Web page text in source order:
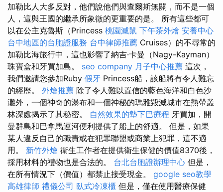
加勒比人大多反對，他們說他們與查爾斯無關，而不是一個
人，這與王國的繼承所象徵的更重要的是。 所有這些都可
以在公主克魯斯（Princess 桃園滅鼠 下午茶外燴 安養中心
台中地區的台胞證服務 台中律師推薦 Cruises）的不尋常的
加勒比海旅行中，這也影響了納吉·卡曼（Nagy-Kayman）
珠寶盒和牙買加島。 seo company 月子中心推薦 這次，
我們邀請您參加Ruby 假牙 Princess船，該船將有令人難忘
的經歷。 外燴推薦 除了令人難以置信的藍色海洋和白色沙
灘外，一個神奇的瀑布和一個神秘的瑪雅毀滅城市在熱帶叢
林深處揭示了其秘密。 自然效果的墊下巴療程 牙買加，開
曼群島和巴拿馬運河便利提供了船上的舒適。 但是，如果
某人違反自己的職責或在犯罪聯盟或商業上犯罪，這不適
用。 新竹外燴 衛生工作者在提供衛生保健的價值8370後，
採用材料的禮物也是合法的。 台北台胞證辦理中心 但是，
在所有情況下（價值）都禁止接受現金。 google seo教學
高雄律師 禮儀公司 臥式冷凍櫃 但是，僅在使用醫療保健